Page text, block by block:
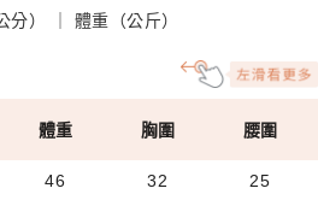
） ｜ 體重（公斤）
體重 胸圍 腰圍
46 32 25